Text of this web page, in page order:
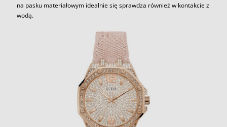
na pasku materiałowym idealnie się sprawdza również w kontakcie z
wodą.